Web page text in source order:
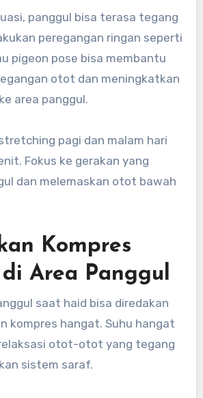
panggul bisa terasa tegang
peregangan ringan seperti
pigeon pose bisa membantu
otot dan meningkatkan
area panggul.
pagi dan malam hari
Fokus ke gerakan yang
dan melemaskan otot bawah
Kompres
Area Panggul
saat haid bisa diredakan
kompres hangat. Suhu hangat
otot-otot yang tegang
sistem saraf.